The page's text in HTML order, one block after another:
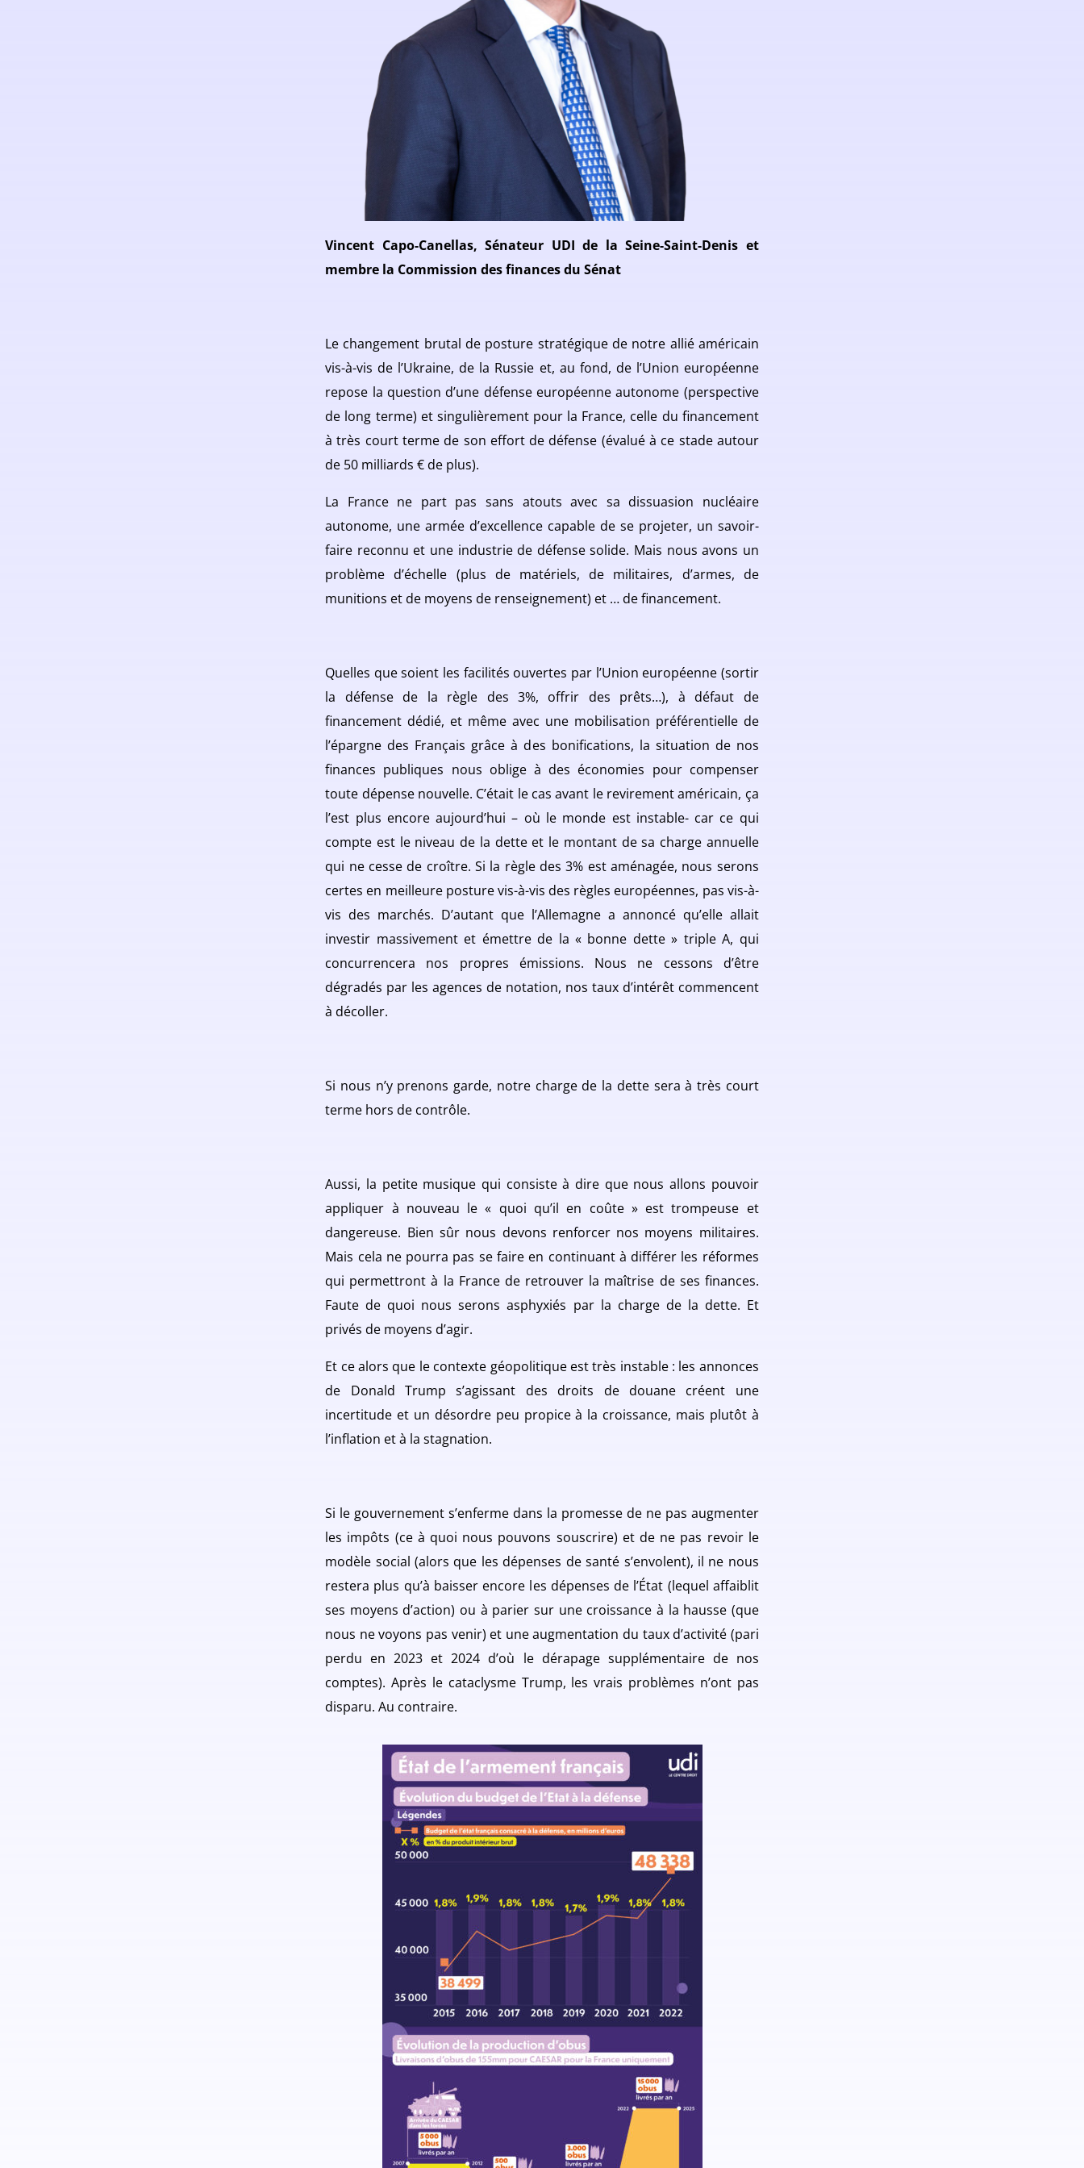
Vincent Capo-Canellas, Sénateur UDI de la Seine-Saint-Denis et
membre la Commission des finances du Sénat
Le changement brutal de posture stratégique de notre allié américain
vis-à-vis de l’Ukraine, de la Russie et, au fond, de l’Union européenne
repose la question d’une défense européenne autonome (perspective
de long terme) et singulièrement pour la France, celle du financement
à très court terme de son effort de défense (évalué à ce stade autour
de 50 milliards € de plus).
La France ne part pas sans atouts avec sa dissuasion nucléaire
autonome, une armée d’excellence capable de se projeter, un savoir-
faire reconnu et une industrie de défense solide. Mais nous avons un
problème d’échelle (plus de matériels, de militaires, d’armes, de
munitions et de moyens de renseignement) et … de financement.
Quelles que soient les facilités ouvertes par l’Union européenne (sortir
la défense de la règle des 3%, offrir des prêts…), à défaut de
financement dédié, et même avec une mobilisation préférentielle de
l’épargne des Français grâce à des bonifications, la situation de nos
finances publiques nous oblige à des économies pour compenser
toute dépense nouvelle. C’était le cas avant le revirement américain, ça
l’est plus encore aujourd’hui – où le monde est instable- car ce qui
compte est le niveau de la dette et le montant de sa charge annuelle
qui ne cesse de croître. Si la règle des 3% est aménagée, nous serons
certes en meilleure posture vis-à-vis des règles européennes, pas vis-à-
vis des marchés. D’autant que l’Allemagne a annoncé qu’elle allait
investir massivement et émettre de la « bonne dette » triple A, qui
concurrencera nos propres émissions. Nous ne cessons d’être
dégradés par les agences de notation, nos taux d’intérêt commencent
à décoller.
Si nous n’y prenons garde, notre charge de la dette sera à très court
terme hors de contrôle.
Aussi, la petite musique qui consiste à dire que nous allons pouvoir
appliquer à nouveau le « quoi qu’il en coûte » est trompeuse et
dangereuse. Bien sûr nous devons renforcer nos moyens militaires.
Mais cela ne pourra pas se faire en continuant à différer les réformes
qui permettront à la France de retrouver la maîtrise de ses finances.
Faute de quoi nous serons asphyxiés par la charge de la dette. Et
privés de moyens d’agir.
Et ce alors que le contexte géopolitique est très instable : les annonces
de Donald Trump s’agissant des droits de douane créent une
incertitude et un désordre peu propice à la croissance, mais plutôt à
l’inflation et à la stagnation.
Si le gouvernement s’enferme dans la promesse de ne pas augmenter
les impôts (ce à quoi nous pouvons souscrire) et de ne pas revoir le
modèle social (alors que les dépenses de santé s’envolent), il ne nous
restera plus qu’à baisser encore les dépenses de l’État (lequel affaiblit
ses moyens d’action) ou à parier sur une croissance à la hausse (que
nous ne voyons pas venir) et une augmentation du taux d’activité (pari
perdu en 2023 et 2024 d’où le dérapage supplémentaire de nos
comptes). Après le cataclysme Trump, les vrais problèmes n’ont pas
disparu. Au contraire.